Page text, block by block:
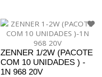
ZENNER 1/2W (PACOTE
COM 10 UNIDADES ) -
1N 968 20V